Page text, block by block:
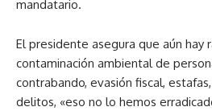
mandatario.
El presidente asegura que aún hay
contaminación ambiental de
contrabando, evasión fiscal,
delitos, «eso no lo hemos